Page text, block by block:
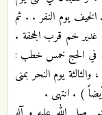
الخيف يوم النفر . . ثم
غدير خم قرب الجحفة .
: ( خطب ( ص ) في الحج خمس خطب :
، والثالثة يوم النحر بمنى
أيضاً ) . انتهى .